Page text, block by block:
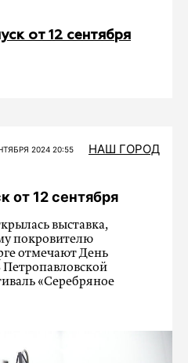
от 12 сентября
2024 20:55 НАШ ГОРОД
от 12 сентября
выставка,
покровителю
отмечают День
«Серебряное